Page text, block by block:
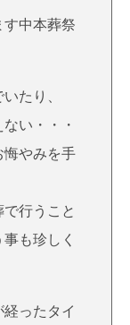
中本葬祭
たり、
い・・・
悔やみを手
行うこと
も珍しく
ったタイ